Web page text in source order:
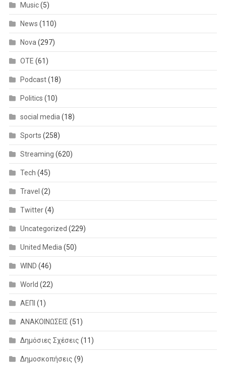
Music(5)
News (110)
Nova (297)
OTE (61)
Podcast(18)
Politics (10)
social media (18)
Sports (258)
Streaming (620)
Tech (45)
Travel (2)
Twitter(4)
Uncategorized (229)
United Media (50)
WIND (46)
World (22)
ΑΕΠΙ (1)
ΑΝΑΚΟΙΝΩΣΕΙΣ (51)
Δημόσιες Σχέσεις (11)
Δημοσκοπήσεις (9)